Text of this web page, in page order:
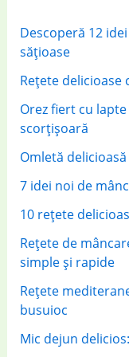
o
r
Descoperă 12
sățioase
Rețete delicioase
Orez fiert cu
scorțișoară
Omletă
7 idei noi de
10 rețete
Rețete de
simple și rapide
Rețete
busuioc
Mic dejun